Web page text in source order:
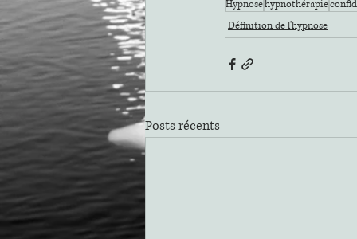
Hypnosehypnothérapie
Définition de l'hypnose
Posts récents